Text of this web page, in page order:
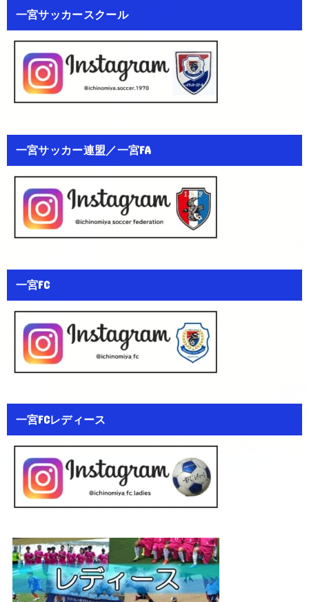
一宮サッカースクール
一宮サッカー連盟／一宮FA
一宮FC
一宮FCレディース